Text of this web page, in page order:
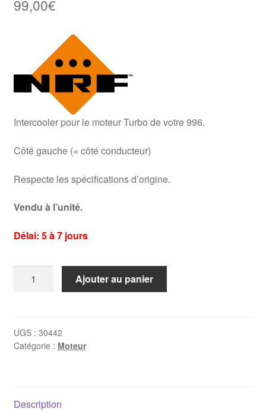
99,00€
Intercooler pour le moteur Turbo de votre 996.
Côté gauche (= côté conducteur)
Respecte les spécifications d’origine.
Vendu à l’unité.
Délai: 5 à 7 jours
Turbo
(gauche)
Ajouter au panier
UGS : 30442
Catégorie : Moteur
Description